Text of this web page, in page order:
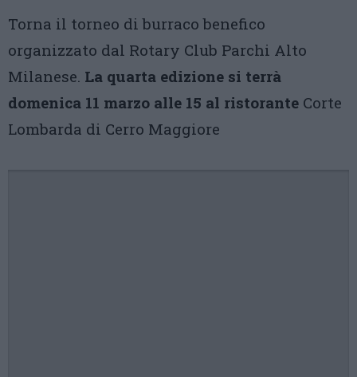
Torna il torneo di burraco benefico
organizzato dal Rotary Club Parchi Alto
Milanese. La quarta edizione si terrà
domenica 11 marzo alle 15 al ristorante Corte
Lombarda di Cerro Maggiore